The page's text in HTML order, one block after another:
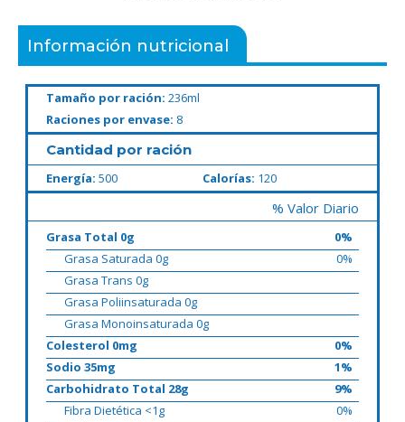
Información nutricional
Tamaño por ración: 236ml
Raciones por envase: 8
Cantidad por ración
Energía: 500 Calorías: 120
% Valor Diario
Grasa Total 0g
0%
Grasa Saturada 0g
0%
Grasa Trans 0g
Grasa Poliinsaturada 0g
Grasa Monoinsaturada 0g
Colesterol 0mg
0%
Sodio 35mg
1%
Carbohidrato Total 28g
9%
Fibra Dietética <1g
0%